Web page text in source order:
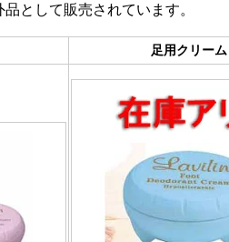
として販売されています。
足用クリーム